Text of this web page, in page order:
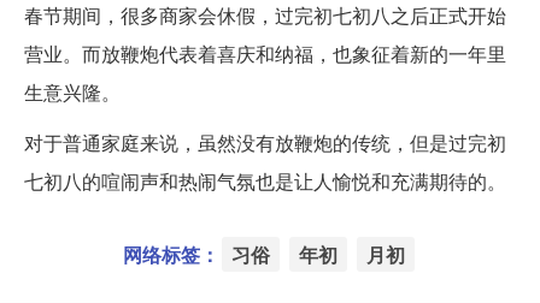
春节期间，很多商家会休假，过完初七初八之后正式开始
营业。而放鞭炮代表着喜庆和纳福，也象征着新的一年里
生意兴隆。
对于普通家庭来说，虽然没有放鞭炮的传统，但是过完初
七初八的喧闹声和热闹气氛也是让人愉悦和充满期待的。
网络标签： 习俗 年初 月初